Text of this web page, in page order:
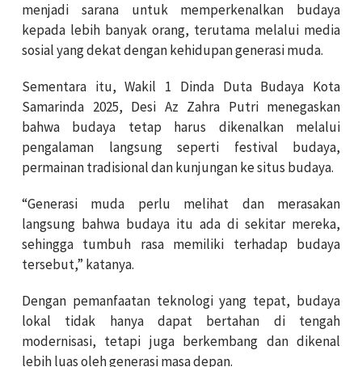
menjadi sarana untuk memperkenalkan budaya
kepada lebih banyak orang, terutama melalui media
sosial yang dekat dengan kehidupan generasi muda.
Sementara itu, Wakil 1 Dinda Duta Budaya Kota
Samarinda 2025, Desi Az Zahra Putri menegaskan
bahwa budaya tetap harus dikenalkan melalui
pengalaman langsung seperti festival budaya,
permainan tradisional dan kunjungan ke situs budaya.
“Generasi muda perlu melihat dan merasakan
langsung bahwa budaya itu ada di sekitar mereka,
sehingga tumbuh rasa memiliki terhadap budaya
tersebut,” katanya.
Dengan pemanfaatan teknologi yang tepat, budaya
lokal tidak hanya dapat bertahan di tengah
modernisasi, tetapi juga berkembang dan dikenal
lebih luas oleh generasi masa depan.